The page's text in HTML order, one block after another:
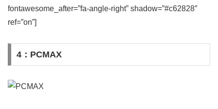
fontawesome_after=”fa-angle-right” shadow=”#c62828″
ref=”on”]
4：PCMAX